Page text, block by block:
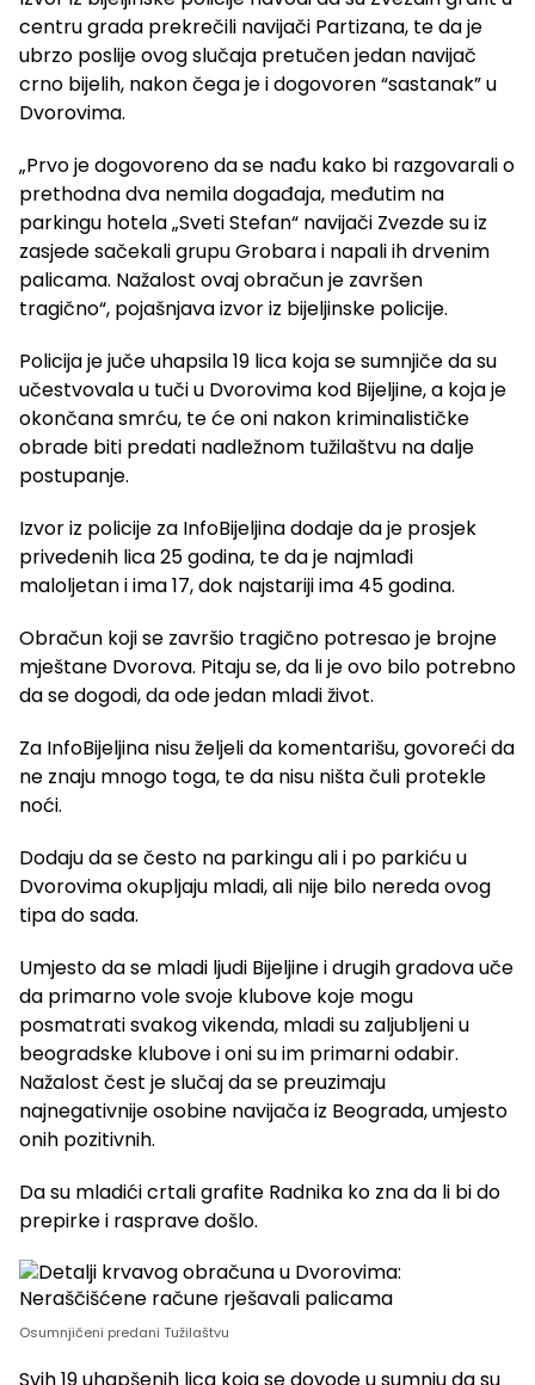
centru grada prekrečili navijači Partizana, te da je
ubrzo poslije ovog slučaja pretučen jedan navijač
crno bijelih, nakon čega je i dogovoren “sastanak” u
Dvorovima.
„Prvo je dogovoreno da se nađu kako bi razgovarali o
prethodna dva nemila događaja, međutim na
parkingu hotela „Sveti Stefan“ navijači Zvezde su iz
zasjede sačekali grupu Grobara i napali ih drvenim
palicama. Nažalost ovaj obračun je završen
tragično“, pojašnjava izvor iz bijeljinske policije.
Policija je juče uhapsila 19 lica koja se sumnjiče da su
učestvovala u tuči u Dvorovima kod Bijeljine, a koja je
okončana smrću, te će oni nakon kriminalističke
obrade biti predati nadležnom tužilaštvu na dalje
postupanje.
Izvor iz policije za InfoBijeljina dodaje da je prosjek
privedenih lica 25 godina, te da je najmlađi
maloljetan i ima 17, dok najstariji ima 45 godina.
Obračun koji se završio tragično potresao je brojne
mještane Dvorova. Pitaju se, da li je ovo bilo potrebno
da se dogodi, da ode jedan mladi život.
Za InfoBijeljina nisu željeli da komentarišu, govoreći da
ne znaju mnogo toga, te da nisu ništa čuli protekle
noći.
Dodaju da se često na parkingu ali i po parkiću u
Dvorovima okupljaju mladi, ali nije bilo nereda ovog
tipa do sada.
Umjesto da se mladi ljudi Bijeljine i drugih gradova uče
da primarno vole svoje klubove koje mogu
posmatrati svakog vikenda, mladi su zaljubljeni u
beogradske klubove i oni su im primarni odabir.
Nažalost čest je slučaj da se preuzimaju
najnegativnije osobine navijača iz Beograda, umjesto
onih pozitivnih.
Da su mladići crtali grafite Radnika ko zna da li bi do
prepirke i rasprave došlo.
Osumnjičeni predani Tužilaštvu